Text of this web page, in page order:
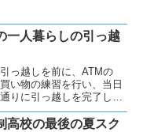
一人暮らしの引っ越
っ越しを前に、ATMの
い物の練習を行い、当日
りに引っ越しを完了しま
配は尽きませんが、充実
暮らしを送ってほしいで
高校の最後の夏スク